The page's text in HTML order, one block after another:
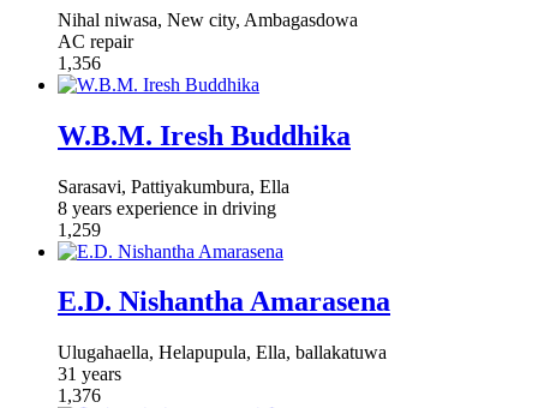
Nihal niwasa, New city, Ambagasdowa
AC repair
1,356
W.B.M. Iresh Buddhika
Sarasavi, Pattiyakumbura, Ella
8 years experience in driving
1,259
E.D. Nishantha Amarasena
Ulugahaella, Helapupula, Ella, ballakatuwa
31 years
1,376